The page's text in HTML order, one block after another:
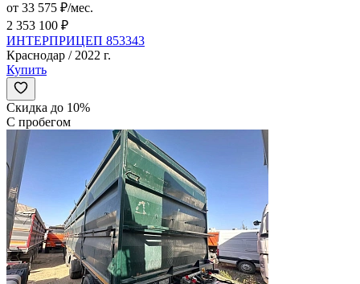
от 33 575 ₽/мес.
2 353 100 ₽
ИНТЕРПРИЦЕП 853343
Краснодар / 2022 г.
Купить
Скидка до 10%
С пробегом